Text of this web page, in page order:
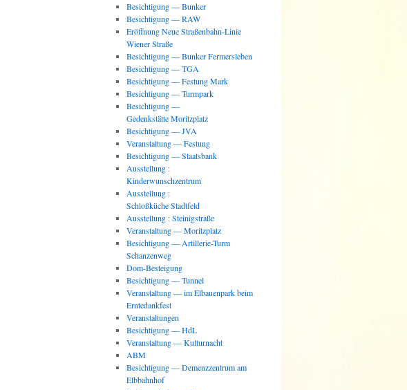
Besichtigung — Bunker
Besichtigung — RAW
Eröffnung Neue Straßenbahn-Linie
Wiener Straße
Besichtigung — Bunker Fermersleben
Besichtigung — TGA
Besichtigung — Festung Mark
Besichtigung — Turmpark
Besichtigung —
Gedenkstätte Moritzplatz
Besichtigung — JVA
Veranstaltung — Festung
Besichtigung — Staatsbank
Ausstellung :
Kinderwunschzentrum
Ausstellung :
Schloßküche Stadtfeld
Ausstellung : Steinigstraße
Veranstaltung — Moritzplatz
Besichtigung — Artillerie-Turm
Schanzenweg
Dom-Besteigung
Besichtigung — Tunnel
Veranstaltung — im Elbauenpark beim
Erntedankfest
Veranstaltungen
Besichtigung — HdL
Veranstaltung — Kulturnacht
ABM
Besichtigung — Demenzzentrum am
Elbbahnhof